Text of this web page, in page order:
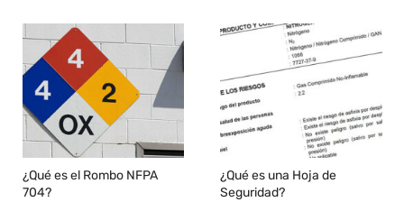
¿Qué es el Rombo NFPA
704?
¿Qué es una Hoja de
Seguridad?